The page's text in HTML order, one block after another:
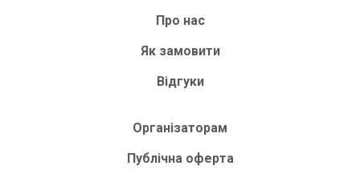
Про нас
Як замовити
Відгуки
Організаторам
Публічна оферта